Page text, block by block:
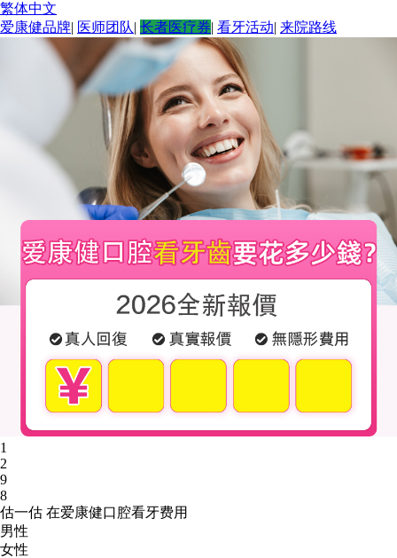
繁体中文
爱康健品牌| 医师团队| 长者医疗券| 看牙活动| 来院路线
1
2
9
8
估一估 在爱康健口腔看牙费用
男性
女性